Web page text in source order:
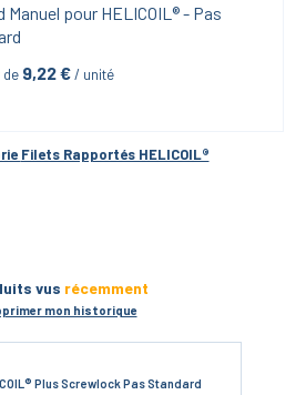
Manuel pour HELICOIL® - Pas
de 9,22 € / unité
Filets Rapportés HELICOIL®
vus récemment
mon historique
Plus Screwlock Pas Standard